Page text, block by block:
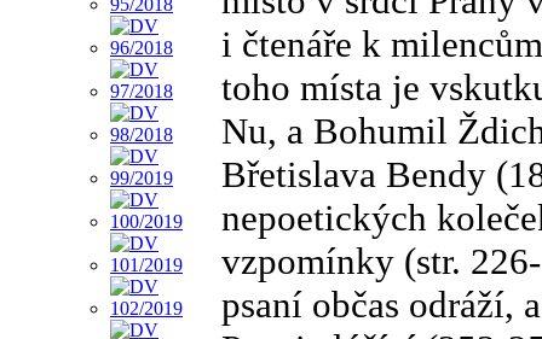
i čtenáře k
toho místa je
Nu, a Bohumil
Břetislava Bendy
nepoetických
vzpomínky (str.
psaní občas odráží,